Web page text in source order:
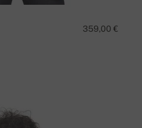
359,00 €